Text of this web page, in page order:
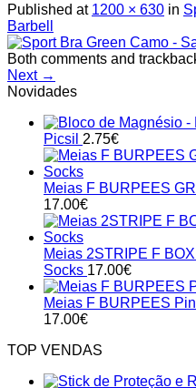
Published at 1200 × 630 in
Barbell
Both comments and
Next →
Novidades
Picsil 2.75€
Meias F BURPEES
17.00€
Meias 2STRIPE F
Socks 17.00€
Meias F BURPEES
17.00€
TOP VENDAS